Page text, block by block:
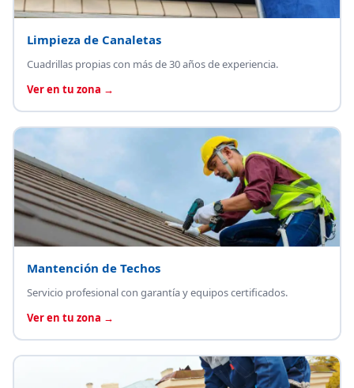
Limpieza de Canaletas
Cuadrillas propias con más de 30 años de experiencia.
Ver en tu zona →
Mantención de Techos
Servicio profesional con garantía y equipos certificados.
Ver en tu zona →